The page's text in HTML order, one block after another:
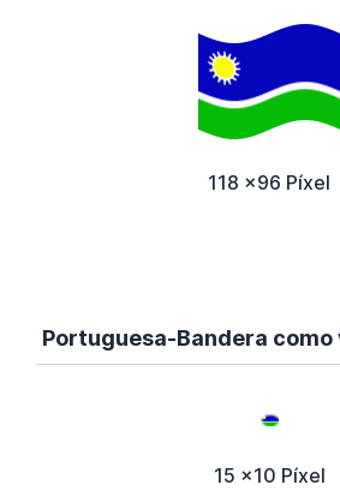
118 x96 Píxel
Portuguesa-Bandera
15 x10 Píxel